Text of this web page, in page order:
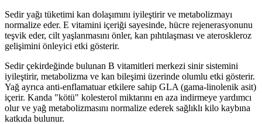
Sedir yağı tüketimi kan dolaşımını iyileştirir ve metabolizmayı
normalize eder. E vitamini içeriği sayesinde, hücre rejenerasyonunu
teşvik eder, cilt yaşlanmasını önler, kan pıhtılaşması ve ateroskleroz
gelişimini önleyici etki gösterir.
Sedir çekirdeğinde bulunan B vitamitleri merkezi sinir sistemini
iyileştirir, metabolizma ve kan bileşimi üzerinde olumlu etki gösterir.
Yağ ayrıca anti-enflamatuar etkilere sahip GLA (gama-linolenik asit)
içerir. Kanda "kötü" kolesterol miktarını en aza indirmeye yardımcı
olur ve yağ metabolizmasını normalize ederek sağlıklı kilo kaybına
katkıda bulunur.